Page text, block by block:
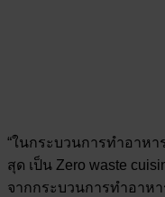
“ในกระบวนการทำอาห
สุด เป็น Zero waste
จากกระบวนการทำอาห